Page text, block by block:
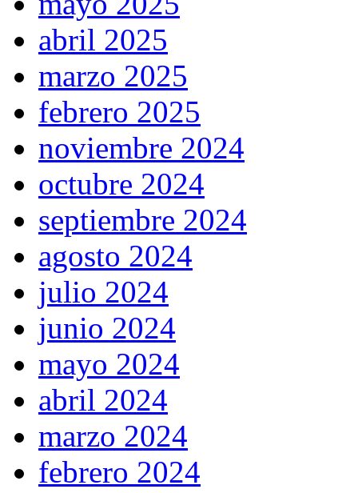
abril 2025
marzo 2025
febrero 2025
noviembre 2024
octubre 2024
septiembre 2024
agosto 2024
julio 2024
junio 2024
mayo 2024
abril 2024
marzo 2024
febrero 2024